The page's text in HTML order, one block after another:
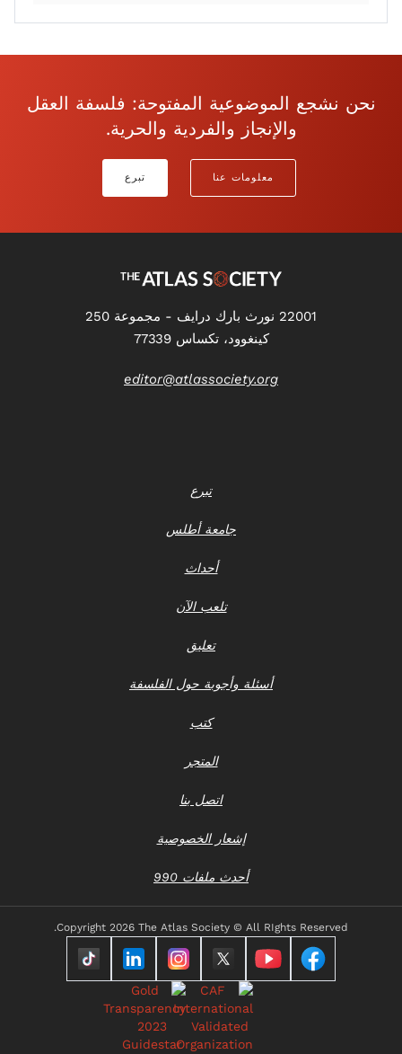
نحن نشجع الموضوعية المفتوحة: فلسفة العقل
والإنجاز والفردية والحرية.
معلومات عنا تبرع
22001 نورث بارك درايف - مجموعة 250
كينغوود، تكساس 77339
editor@atlassociety.org
تبرع
جامعة أطلس
أحداث
تلعب الآن
تعليق
أسئلة وأجوبة حول الفلسفة
كتب
المتجر
اتصل بنا
إشعار الخصوصية
أحدث ملفات 990
Copyright 2026 The Atlas Society © All RIghts Reserved.